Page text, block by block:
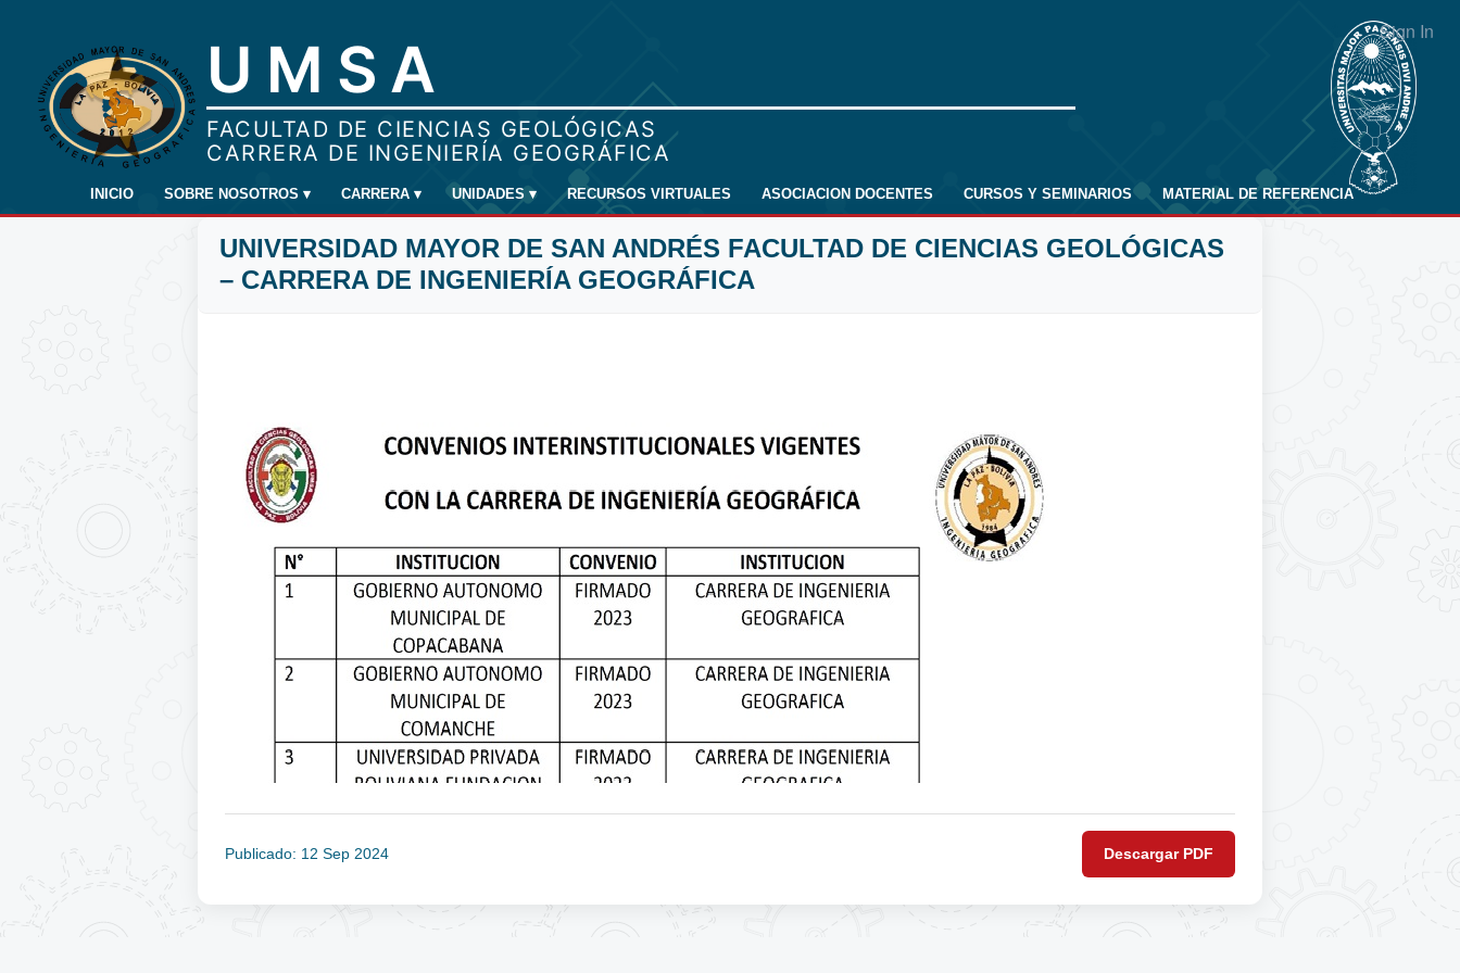
Sign In
INICIO SOBRE NOSOTROS ▾ CARRERA ▾ UNIDADES ▾ RECURSOS VIRTUALES ASOCIACION DOCENTES CURSOS Y SEMINARIOS MATERIAL DE REFERENCIA
UNIVERSIDAD MAYOR DE SAN ANDRÉS FACULTAD DE CIENCIAS GEOLÓGICAS
– CARRERA DE INGENIERÍA GEOGRÁFICA
Publicado: 12 Sep 2024 Descargar PDF